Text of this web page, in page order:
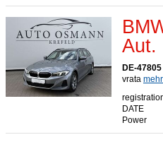
Aut.
DE-
vrata
DATE
Power